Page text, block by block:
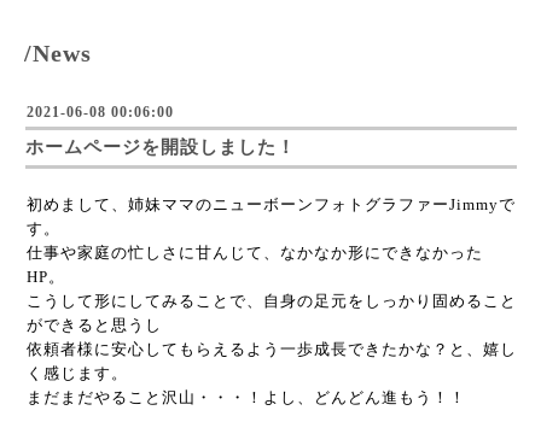
/News
2021-06-08 00:06:00
ホームページを開設しました！
初めまして、姉妹ママのニューボーンフォトグラファーJimmyで
す。
仕事や家庭の忙しさに甘んじて、なかなか形にできなかった
HP。
こうして形にしてみることで、自身の足元をしっかり固めること
ができると思うし
依頼者様に安心してもらえるよう一歩成長できたかな？と、嬉し
く感じます。
まだまだやること沢山・・・！よし、どんどん進もう！！